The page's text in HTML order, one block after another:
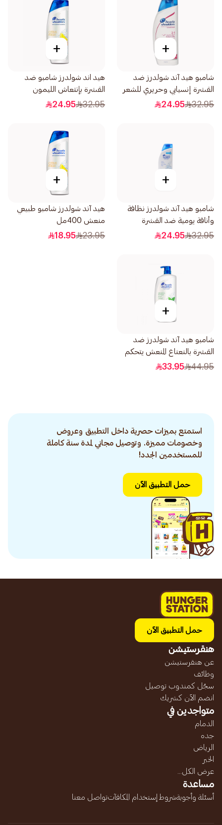
+
شامبو هيد آند شولدرز ضد
القشرة إنسيابي وحريري للشعر
الجاف والمتطاير 600مل
32.95
24.95
+
هيد اند شولدرز شامبو ضد
القشرة بإنتعاش الليمون
600مل
32.95
24.95
+
شامبو هيد آند شولدرز نظافة
وأناقة يومية ضد القشرة
600مل
32.95
24.95
+
هيد آند شولدرز شامبو طبيعي
منعش 400مل
23.95
18.95
+
شامبو هيد آند شولدرز ضد
القشرة بالنعناع المنعش يتحكم
في القشرة 1لتر
44.95
33.95
استمتع بميزات حصرية داخل التطبيق وعروض
وخصومات مميزة. وتوصيل مجاني لمدة سنة كاملة
للمستخدمين الجدد!
حمل التطبيق الآن
حمل التطبيق الآن
هنقرستيشن
عن هنقرستيشن
وظائف
سجّل كمندوب توصيل
انضم الآن كشريك
متواجدين في
الدمام
جده
الرياض
الخبر
عرض الكل...
مساعدة
أسئلة وأجوبةشروط إستخدام المكافآتتواصل معنا